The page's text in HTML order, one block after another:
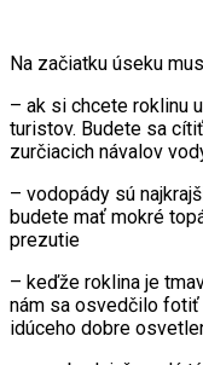
Na začiatku úseku
– ak si chcete roklinu
turistov. Budete sa
zurčiacich návalov
– vodopády sú
budete mať mokré
prezutie
– keďže roklina je
nám sa osvedčilo
idúceho dobre